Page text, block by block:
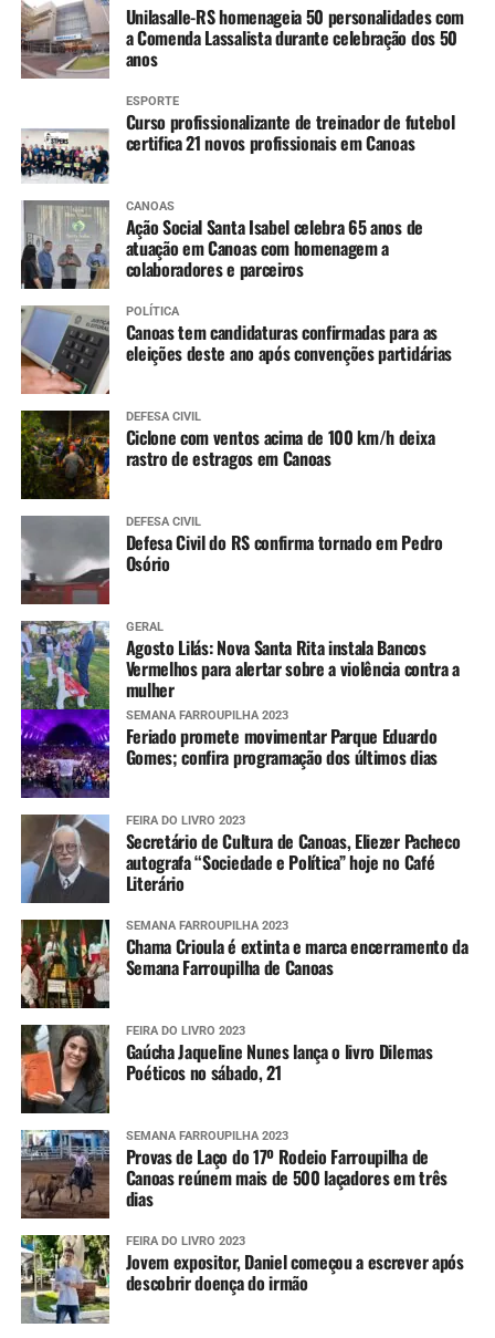
plantinhas que eram da
minha mãe. Encontrei
minhas amigas. Foi muito
divertido”, diz.
Unilasalle-RS homenageia 50 personalidades com
a Comenda Lassalista durante celebração dos 50
anos
ESPORTE
Curso profissionalizante de treinador de futebol
certifica 21 novos profissionais em Canoas
CANOAS
Ação Social Santa Isabel celebra 65 anos de
atuação em Canoas com homenagem a
colaboradores e parceiros
POLÍTICA
Canoas tem candidaturas confirmadas para as
eleições deste ano após convenções partidárias
DEFESA CIVIL
Ciclone com ventos acima de 100 km/h deixa
rastro de estragos em Canoas
DEFESA CIVIL
Defesa Civil do RS confirma tornado em Pedro
Osório
GERAL
Agosto Lilás: Nova Santa Rita instala Bancos
Vermelhos para alertar sobre a violência contra a
mulher
SEMANA FARROUPILHA 2023
Feriado promete movimentar Parque Eduardo
Gomes; confira programação dos últimos dias
FEIRA DO LIVRO 2023
Secretário de Cultura de Canoas, Eliezer Pacheco
autografa “Sociedade e Política” hoje no Café
Literário
SEMANA FARROUPILHA 2023
Chama Crioula é extinta e marca encerramento da
Semana Farroupilha de Canoas
FEIRA DO LIVRO 2023
Gaúcha Jaqueline Nunes lança o livro Dilemas
Poéticos no sábado, 21
SEMANA FARROUPILHA 2023
Provas de Laço do 17º Rodeio Farroupilha de
Canoas reúnem mais de 500 laçadores em três
dias
FEIRA DO LIVRO 2023
Jovem expositor, Daniel começou a escrever após
descobrir doença do irmão